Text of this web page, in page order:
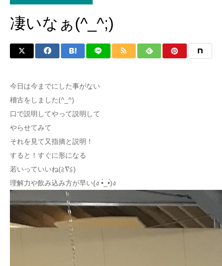
凄いなぁ(^_^;)
今日は今までにした事がない
稽古をしました(^_^)
口で説明してやって説明して
やらせてみて
それを見て又指摘と説明！
すると！すぐに形になる
若いっていいね(≧∇≦)
理解力や飲み込み方が早い(ง •̀_•́)ง